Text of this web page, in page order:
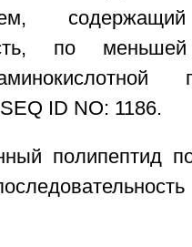
содержащий
по
ID NO: 1186.
полипептид